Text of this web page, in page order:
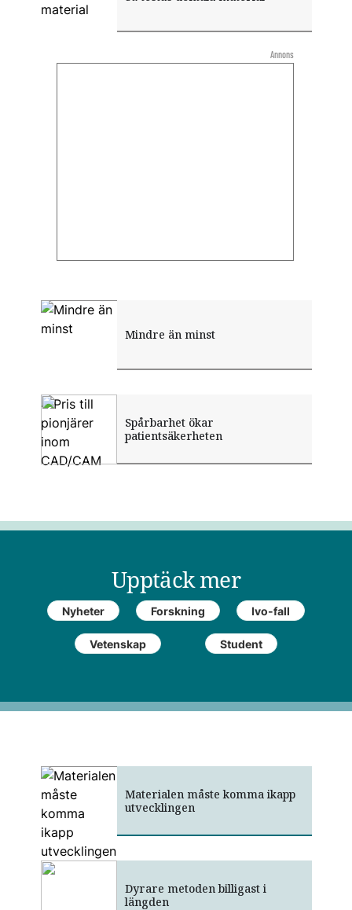
Mindre än minst
Pris till pionjärer inom CAD/CAM
Materialen måste komma ikapp
utvecklingen
Dyrare metoden billigast i
längden
Spårbarhet gör tandteknik mer
patientsäker
Spårbarhet ökar
patientsäkerheten
Upptäck mer
Nyheter Forskning Ivo-fall
Vetenskap Student
Annons